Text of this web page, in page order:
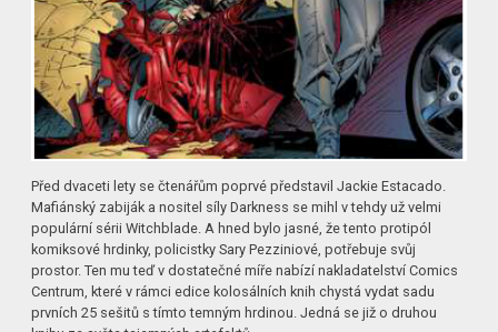
Před dvaceti lety se čtenářům poprvé představil Jackie Estacado.
Mafiánský zabiják a nositel síly Darkness se mihl v tehdy už velmi
populární sérii Witchblade. A hned bylo jasné, že tento protipól
komiksové hrdinky, policistky Sary Pezziniové, potřebuje svůj
prostor. Ten mu teď v dostatečné míře nabízí nakladatelství Comics
Centrum, které v rámci edice kolosálních knih chystá vydat sadu
prvních 25 sešitů s tímto temným hrdinou. Jedná se již o druhou